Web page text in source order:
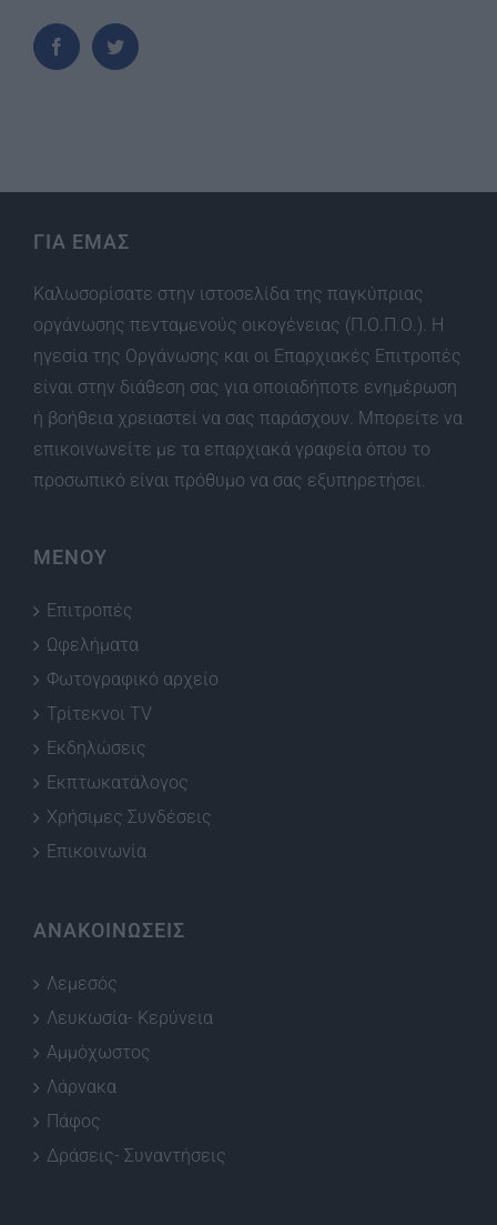
ΓΙΑ ΕΜΑΣ
Καλωσορίσατε στην ιστοσελίδα της παγκύπριας
οργάνωσης πενταμενούς οικογένειας (Π.Ο.Π.Ο.). Η
ηγεσία της Οργάνωσης και οι Επαρχιακές Επιτροπές
είναι στην διάθεση σας για οποιαδήποτε ενημέρωση
ή βοήθεια χρειαστεί να σας παράσχουν. Μπορείτε να
επικοινωνείτε με τα επαρχιακά γραφεία όπου το
προσωπικό είναι πρόθυμο να σας εξυπηρετήσει.
ΜΕΝΟΥ
Επιτροπές
Ωφελήματα
Φωτογραφικό αρχείο
Τρίτεκνοι TV
Εκδηλώσεις
Εκπτωκατάλογος
Χρήσιμες Συνδέσεις
Επικοινωνία
ΑΝΑΚΟΙΝΩΣΕΙΣ
Λεμεσός
Λευκωσία- Κερύνεια
Αμμόχωστος
Λάρνακα
Πάφος
Δράσεις- Συναντήσεις